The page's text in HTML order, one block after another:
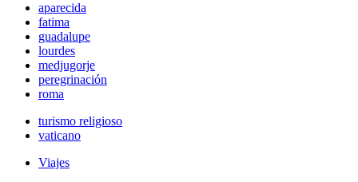
aparecida
fatima
guadalupe
lourdes
medjugorje
peregrinación
roma
turismo religioso
vaticano
Viajes